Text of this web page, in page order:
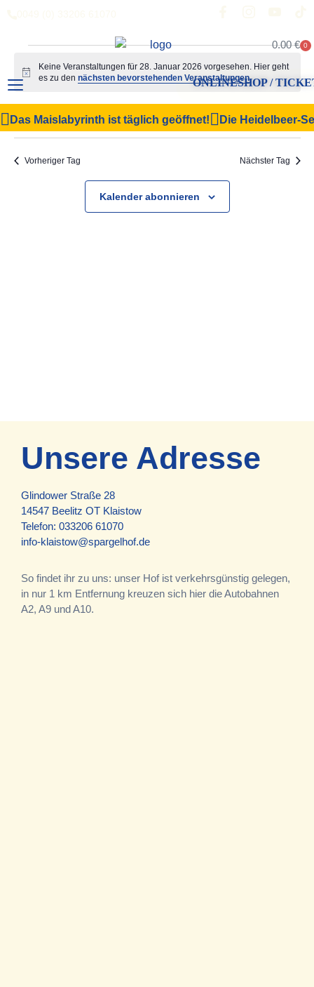
0.00€ 0
ONLINESHOP /
Das Maislabyrinth ist täglich geöffnet! Die Heidelbeer-
Hinweis
Keine Veranstaltungen für 28. Januar 2026 vorgesehen. Hier geht
es zu dennächsten bevorstehenden Veranstaltungen.
Suche
und
Ansichten,
Navigation
Suche
Tag
28.01.2026
Datum
wählen.
Vorheriger Tag Nächster Tag
Kalender abonnieren
Unsere Adresse
Glindower Straße 28
14547 Beelitz OT Klaistow
Telefon: 033206 61070
info-klaistow@spargelhof.de
So findet ihr zu uns: unser Hof ist verkehrsgünstig gelegen,
in nur 1 km Entfernung kreuzen sich hier die Autobahnen
A2, A9 und A10.